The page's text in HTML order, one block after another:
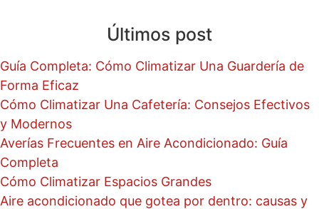
Últimos post
Guía Completa: Cómo Climatizar Una Guardería de
Forma Eficaz
Cómo Climatizar Una Cafetería: Consejos Efectivos
y Modernos
Averías Frecuentes en Aire Acondicionado: Guía
Completa
Cómo Climatizar Espacios Grandes
Aire acondicionado que gotea por dentro: causas y